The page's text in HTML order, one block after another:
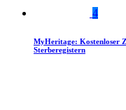
4
MyHeritage: Kostenloser
Sterberegistern